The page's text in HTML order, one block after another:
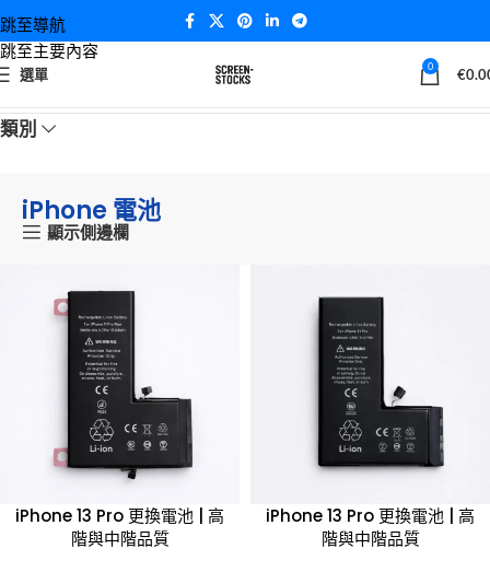
跳至導航
跳至主要內容
選單 0 €
類別
iPhone 電池
顯示側邊欄
iPhone 13 Pro 更換電池 | 高
階與中階品質
iPhone 13 Pro 更換電池 | 高
階與中階品質